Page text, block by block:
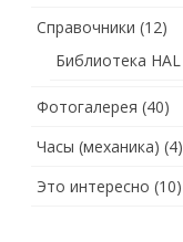
Справочники (12)
Библиотека HAL
Фотогалерея (40)
Часы (механика) (4)
Это интересно (10)